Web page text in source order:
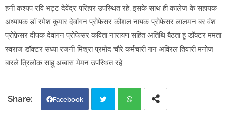
हनी कश्यप रवि भट्ट देवेंद्र परिहार उपस्थित रहे, इसके साथ ही कालेज के सहायक
अध्यापक डॉ रमेश कुमार देवांगन प्रोफेसर कौशल नायक प्रोफेसर लालमन बर वंश
प्रोफ़ेसर दीपक देवांगन प्रोफेसर कविता नारायण सहित अतिथि बैठता हूं डॉक्टर ममता
स्वराज डॉक्टर संध्या रजनी मिश्रा प्रमोद चौरे कर्मचारी गन अविरल तिवारी मनोज
बारले त्रिलोक साहू अब्बास मेमन उपस्थित रहे
Facebook